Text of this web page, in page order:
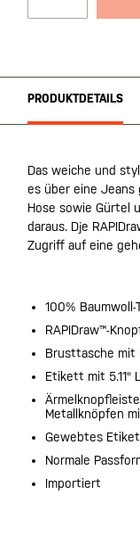
PRODUKTDETAILS
Das weiche und
es über eine Jeans
Hose sowie Gürtel
daraus. Dje
Zugriff auf eine
100%
RAPIDraw™-
Brusttasche mit
Etikett mit 5.11®
Metallknöpfen
Gewebtes
Normale
Importiert